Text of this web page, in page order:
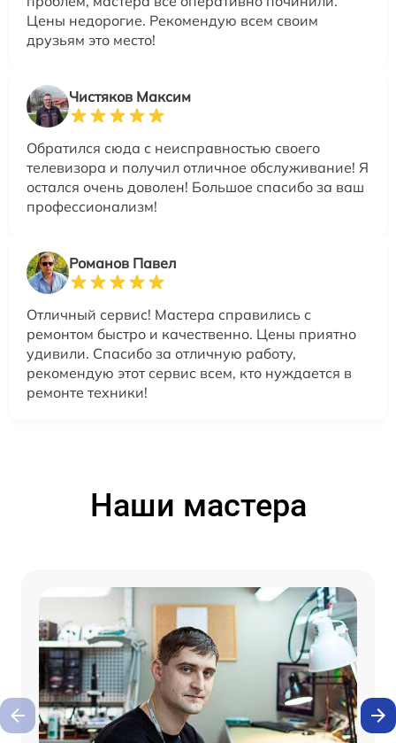
Цены недорогие. Рекомендую всем своим
друзьям это место!
Чистяков Максим
Обратился сюда с неисправностью своего
телевизора и получил отличное обслуживание! Я
остался очень доволен! Большое спасибо за ваш
профессионализм!
Романов Павел
Отличный сервис! Мастера справились с
ремонтом быстро и качественно. Цены приятно
удивили. Спасибо за отличную работу,
рекомендую этот сервис всем, кто нуждается в
ремонте техники!
Наши мастера